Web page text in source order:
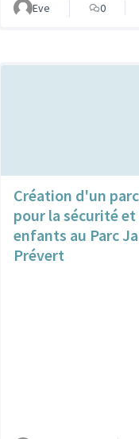
Eve
0
Création d'un
pour la sécurité et
enfants au Parc
Prévert